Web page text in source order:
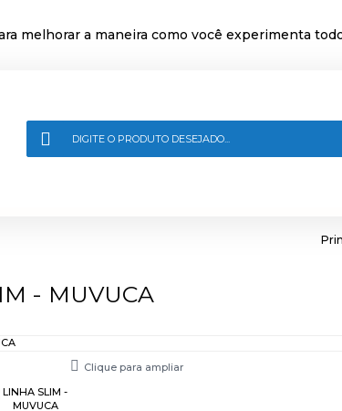
melhorar a maneira como você experimenta
- MUVUCA
Clique para ampliar